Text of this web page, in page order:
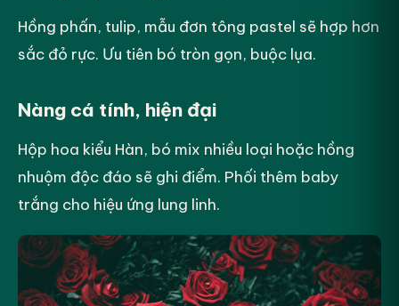
Hồng phấn, tulip, mẫu đơn tông pastel sẽ hợp hơn
sắc đỏ rực. Ưu tiên bó tròn gọn, buộc lụa.
Nàng cá tính, hiện đại
Hộp hoa kiểu Hàn, bó mix nhiều loại hoặc hồng
nhuộm độc đáo sẽ ghi điểm. Phối thêm baby
trắng cho hiệu ứng lung linh.